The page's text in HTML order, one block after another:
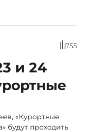
755
и 24
«Курортные
будут проходить